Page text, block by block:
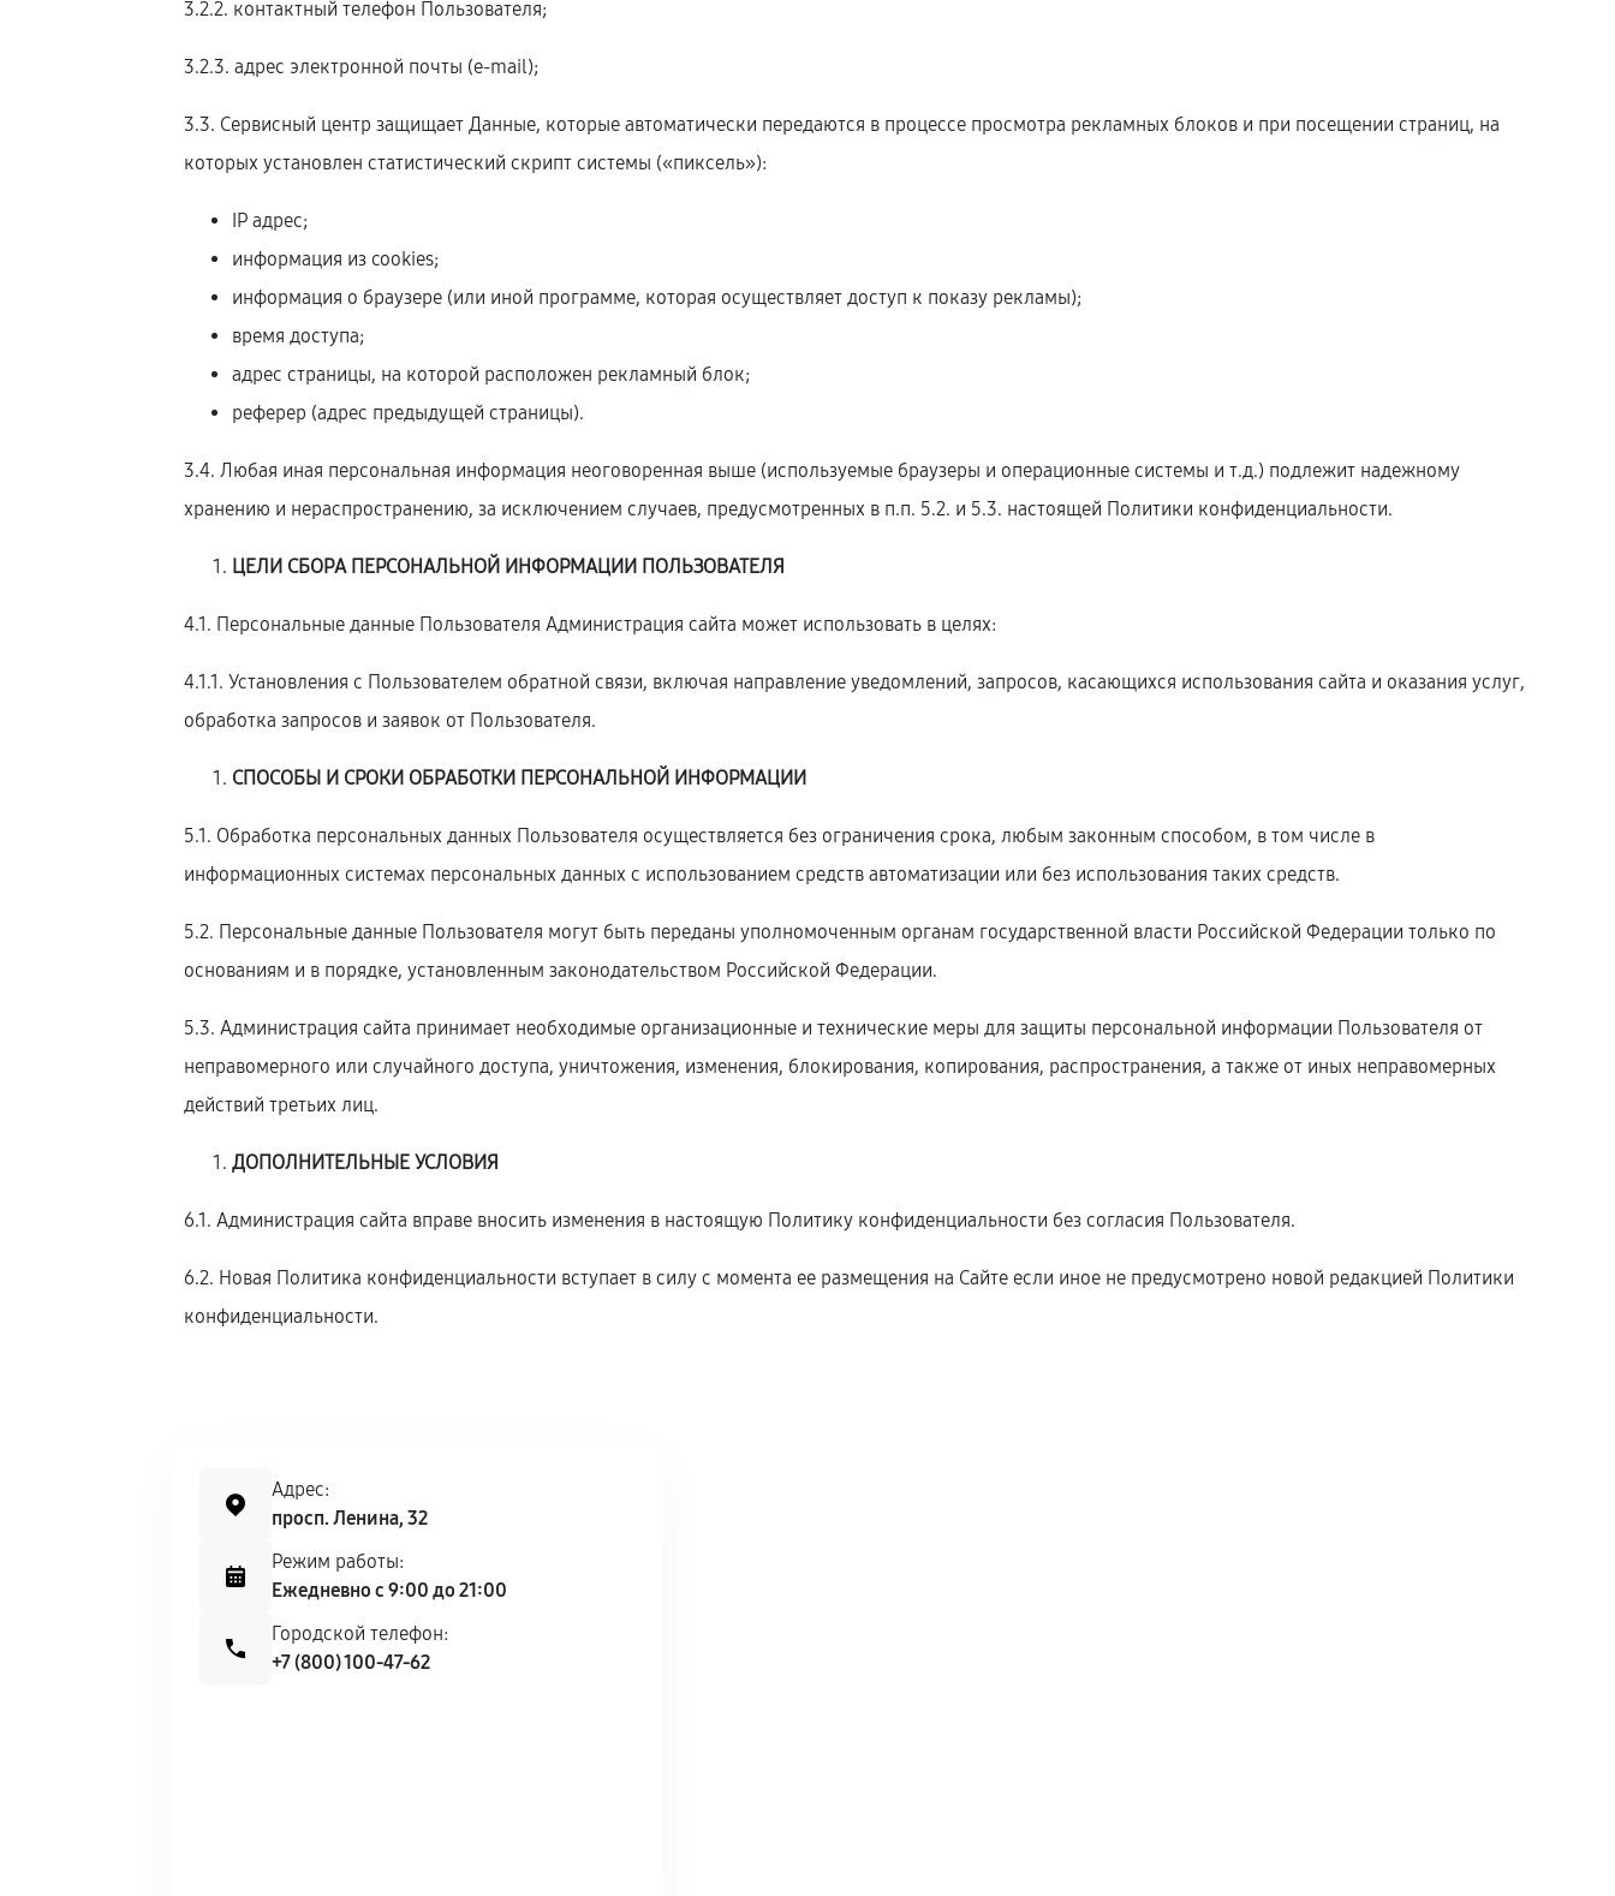
3.2.2. контактный телефон Пользователя;
3.2.3. адрес электронной почты (e-mail);
3.3. Сервисный центр защищает Данные, которые автоматически передаются в процессе просмотра рекламных блоков и при посещении страниц, на
которых установлен статистический скрипт системы («пиксель»):
IP адрес;
информация из cookies;
информация о браузере (или иной программе, которая осуществляет доступ к показу рекламы);
время доступа;
адрес страницы, на которой расположен рекламный блок;
реферер (адрес предыдущей страницы).
3.4. Любая иная персональная информация неоговоренная выше (используемые браузеры и операционные системы и т.д.) подлежит надежному
хранению и нераспространению, за исключением случаев, предусмотренных в п.п. 5.2. и 5.3. настоящей Политики конфиденциальности.
ЦЕЛИ СБОРА ПЕРСОНАЛЬНОЙ ИНФОРМАЦИИ ПОЛЬЗОВАТЕЛЯ
4.1. Персональные данные Пользователя Администрация сайта может использовать в целях:
4.1.1. Установления с Пользователем обратной связи, включая направление уведомлений, запросов, касающихся использования сайта и оказания услуг,
обработка запросов и заявок от Пользователя.
СПОСОБЫ И СРОКИ ОБРАБОТКИ ПЕРСОНАЛЬНОЙ ИНФОРМАЦИИ
5.1. Обработка персональных данных Пользователя осуществляется без ограничения срока, любым законным способом, в том числе в
информационных системах персональных данных с использованием средств автоматизации или без использования таких средств.
5.2. Персональные данные Пользователя могут быть переданы уполномоченным органам государственной власти Российской Федерации только по
основаниям и в порядке, установленным законодательством Российской Федерации.
5.3. Администрация сайта принимает необходимые организационные и технические меры для защиты персональной информации Пользователя от
неправомерного или случайного доступа, уничтожения, изменения, блокирования, копирования, распространения, а также от иных неправомерных
действий третьих лиц.
ДОПОЛНИТЕЛЬНЫЕ УСЛОВИЯ
6.1. Администрация сайта вправе вносить изменения в настоящую Политику конфиденциальности без согласия Пользователя.
6.2. Новая Политика конфиденциальности вступает в силу с момента ее размещения на Сайте если иное не предусмотрено новой редакцией Политики
конфиденциальности.
Адрес:
просп. Ленина, 32
Режим работы:
Ежедневно с 9:00 до 21:00
Городской телефон:
+7 (800) 100-47-62